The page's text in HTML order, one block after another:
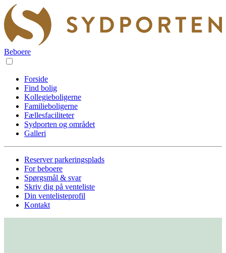
Beboere
Forside
Find bolig
Kollegieboligerne
Familieboligerne
Fællesfaciliteter
Sydporten og området
Galleri
Reserver parkeringsplads
For beboere
Spørgsmål & svar
Skriv dig på venteliste
Din ventelisteprofil
Kontakt